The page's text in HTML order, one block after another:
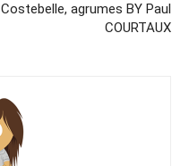
Costebelle, agrumes BY Paul
COURTAUX